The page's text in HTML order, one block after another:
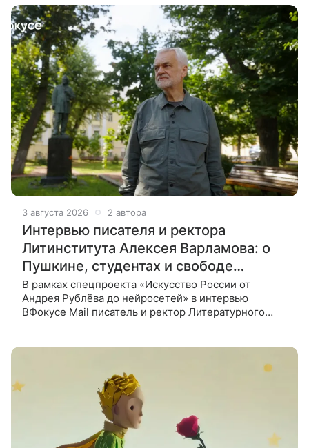
3 августа 2026 2 автора
Интервью писателя и ректора
Литинститута Алексея Варламова: о
Пушкине, студентах и свободе
творчества
В рамках спецпроекта «Искусство России от
Андрея Рублёва до нейросетей» в интервью
ВФокусе Mail писатель и ректор Литературного